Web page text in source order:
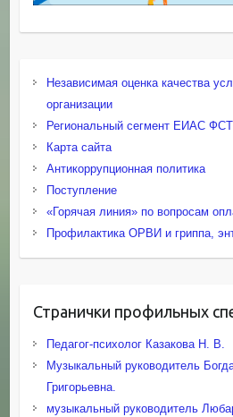
Независимая оценка качества
организации
Региональный сегмент ЕИАС
Карта сайта
Антикоррупционная политика
Поступление
«Горячая линия» по вопросам
Профилактика ОРВИ и гриппа,
Странички профильных
Педагог-психолог Казакова Н. В.
Музыкальный руководитель
Григорьевна.
музыкальный руководитель